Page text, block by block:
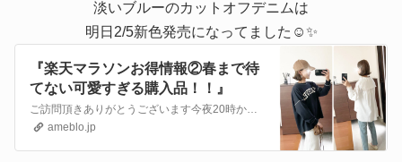
淡いブルーのカットオフデニムは
明日2/5新色発売になってました☺︎✨
『楽天マラソンお得情報②春まで待
てない可愛すぎる購入品！！』
ご訪問頂きありがとうございます今夜20時からスタートする楽天マラソン！お得情報とコーデを一緒に載せていきます☺︎meri1/24 20:00〜4時間限定全品1…
ameblo.jp